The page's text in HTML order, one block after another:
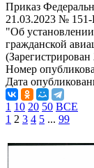
Приказ
21.03.2023 №
"Об
гражданской
Номер
Дата
1 10 20 50 ВСЕ
1 2 3 4 5 ... 99